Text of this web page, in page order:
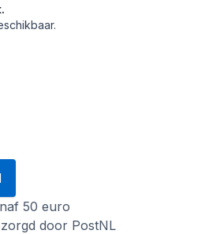
50 euro
door PostNL